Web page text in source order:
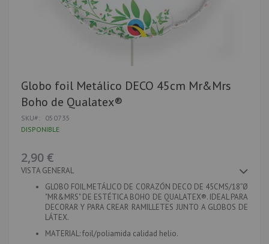
Saltar
al
comienzo
la
galería
imágenes
Globo foil Metálico DECO 45cm Mr&Mrs
Boho de Qualatex®
SKU
050735
DISPONIBLE
2,90 €
VISTA GENERAL
GLOBO FOIL METÁLICO DE CORAZÓN DECO DE 45CMS/18”Ø
"MR&MRS" DE ESTÉTICA BOHO DE QUALATEX®. IDEAL PARA
DECORAR Y PARA CREAR RAMILLETES JUNTO A GLOBOS DE
LÁTEX.
MATERIAL: foil/poliamida calidad helio.